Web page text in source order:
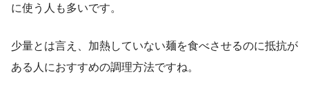
に使う人も多いです。
少量とは言え、加熱していない麺を食べさせるのに抵抗が
ある人におすすめの調理方法ですね。